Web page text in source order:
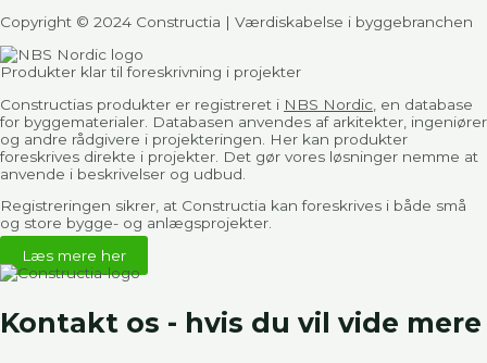
Copyright © 2024 Constructia | Værdiskabelse i byggebranchen
Produkter klar til foreskrivning i projekter​
Constructias produkter er registreret i NBS Nordic , en database
for byggematerialer. Databasen anvendes af arkitekter, ingeniører
og andre rådgivere i projekteringen. Her kan produkter
foreskrives direkte i projekter. Det gør vores løsninger nemme at
anvende i beskrivelser og udbud.
Registreringen sikrer, at Constructia kan foreskrives i både små
og store bygge- og anlægsprojekter.
Læs mere her
Kontakt os - hvis du vil vide mere